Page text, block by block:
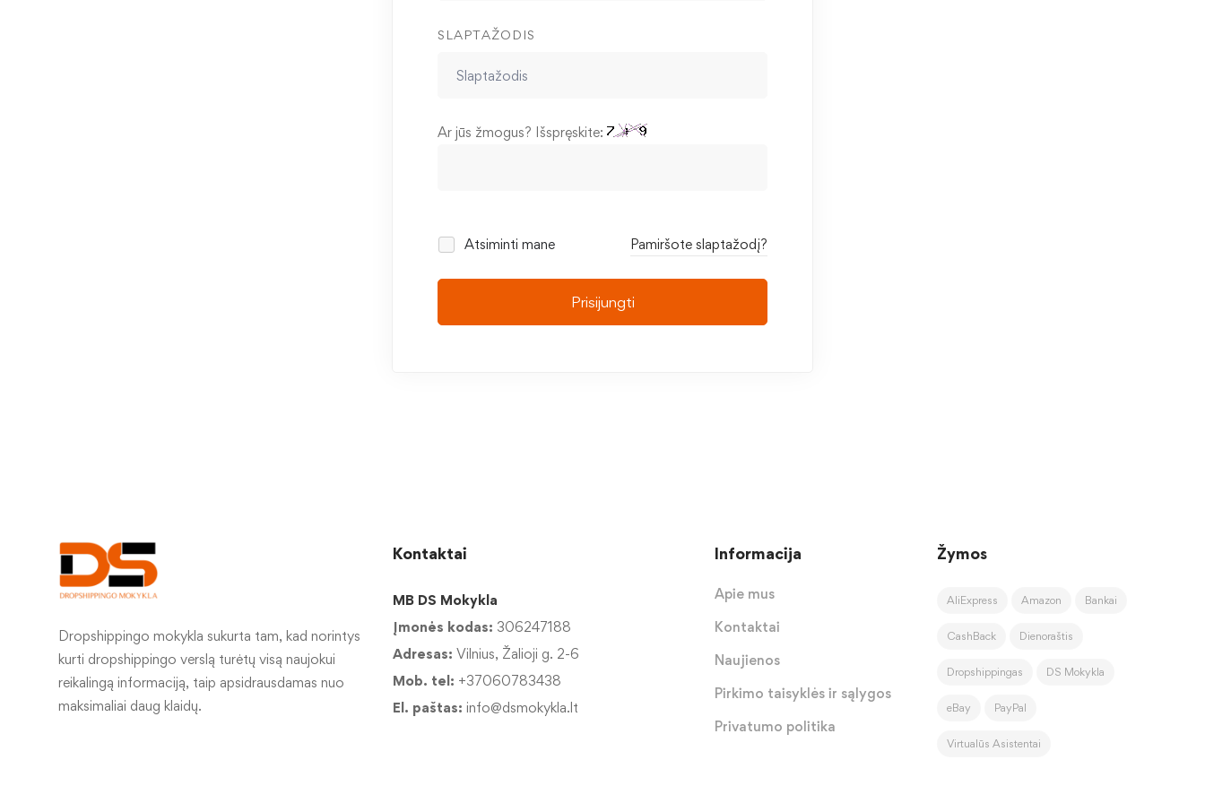
SLAPTAŽODIS
Ar jūs žmogus? Išspręskite:
Atsiminti mane Pamiršote slaptažodį?
Prisijungti
Dropshippingo mokykla sukurta tam, kad norintys
kurti dropshippingo verslą turėtų visą naujokui
reikalingą informaciją, taip apsidrausdamas nuo
maksimaliai daug klaidų.
Kontaktai
MB DS Mokykla
Įmonės kodas: 306247188
Adresas: Vilnius, Žalioji g. 2-6
Mob. tel: +37060783438
El. paštas: info@dsmokykla.lt
Informacija
Apie mus
Kontaktai
Naujienos
Pirkimo taisyklės ir sąlygos
Privatumo politika
Žymos
AliExpress Amazon Bankai
CashBack Dienoraštis
Dropshippingas DS Mokykla
eBay PayPal
Virtualūs Asistentai